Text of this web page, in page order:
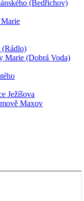
(Bedřichov)
(Rádlo)
Marie (Dobrá Voda)
Ježíšova
Maxov